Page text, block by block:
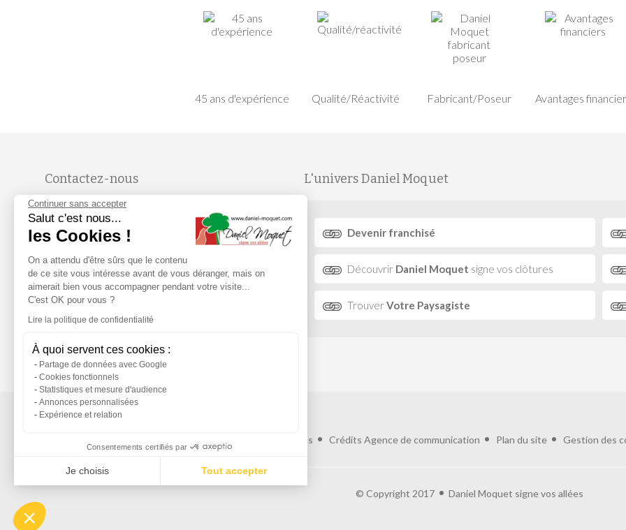
Continuer sans accepter
Salut c'est nous...
les Cookies !
On a attendu d'être sûrs que le contenu
de ce site vous intéresse avant de vous déranger, mais on
aimerait bien vous accompagner pendant votre visite...
C'est OK pour vous ?
Lire la politique de confidentialité
À quoi servent ces cookies :
Partage de données avec Google
Cookies fonctionnels
Statistiques et mesure d'audience
Annonces personnalisées
Expérience et relation
Consentements certifiés par
Je choisis Tout accepter
Notre plateforme vous permet d'adapter et de gérer vos paramètres de confidentialité, en garantissant la conformité avec les réglementations. Personnalisez
45 ans d'expérience Qualité/Réactivité Fabricant/Poseur Avantages
Contactez-nous
Du lundi au vendredi, de 9H à 19H
Suivez-nous
ESPACEPRESSE
L'univers Daniel Moquet
Devenir franchisé
Découvrir Daniel Moquet signe vos clôtures
TrouverVotre Paysagiste
Mentions légales Crédits Agence de communication Plan du site Gestion des
© Copyright 2017 Daniel Moquet signe vos allées